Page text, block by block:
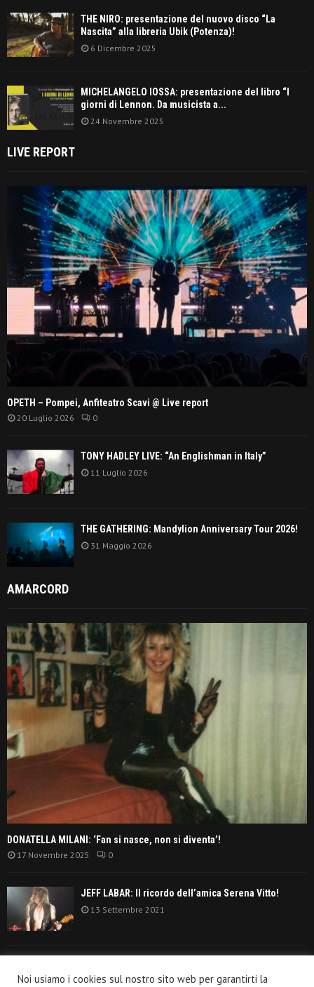
THE NIRO: presentazione del nuovo disco “La
Nascita” alla libreria Ubik (Potenza)!
6 Dicembre 2025
MICHELANGELO IOSSA: presentazione del libro “I
giorni di Lennon. Da musicista a...
24 Novembre 2025
LIVE REPORT
OPETH – Pompei, Anfiteatro Scavi @ Live report
20 Luglio 2026 0
TONY HADLEY LIVE: “An Englishman in Italy”
11 Luglio 2026
THE GATHERING: Mandylion Anniversary Tour 2026!
31 Maggio 2026
AMARCORD
DONATELLA MILANI: ‘Fan si nasce, non si diventa’!
17 Novembre 2025 0
JEFF LABAR: Il ricordo dell’amica Serena Vitto!
13 Settembre 2021
settanta’!
Noi usiamo i cookies sul nostro sito web per garantirti la